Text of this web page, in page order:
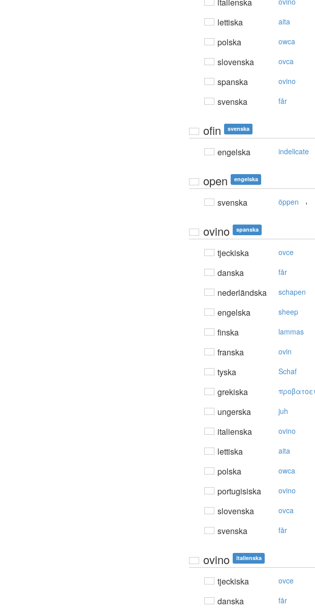
italienska
lettiska aita
polska owca
slovenska ovca
spanska ovino
svenska får
ofin svenska
engelska indelicate
open engelska
svenska öppen ,
ovino spanska
tjeckiska ovce
danska får
nederländska schapen
engelska sheep
finska lammas
franska ovin
tyska Schaf
grekiska
ungerska juh
italienska ovino
lettiska aita
polska owca
portugisiska ovino
slovenska ovca
svenska får
ovino italienska
tjeckiska ovce
danska får